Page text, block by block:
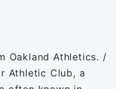
Oakland Athletics. /
Athletic Club, a